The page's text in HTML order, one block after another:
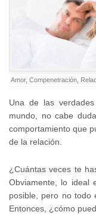
Amor, Compenetración
Una de las
mundo, no cabe
comportamiento que
de la relación.
¿Cuántas veces te
Obviamente, lo ideal
posible, pero no todo
Entonces, ¿cómo